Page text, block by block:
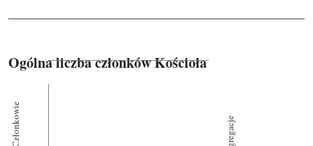
Ogólna liczba członków Kościoła
Członkowie